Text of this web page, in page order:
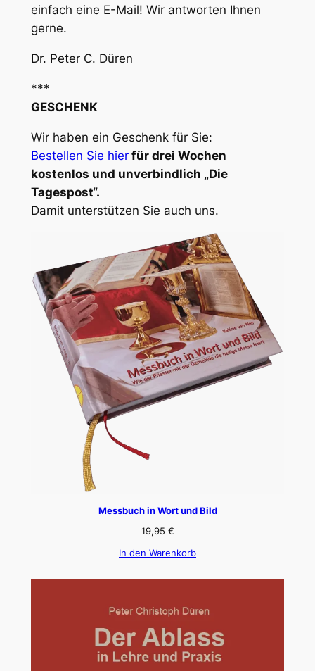
einfach eine E-Mail! Wir antworten Ihnen
gerne.
Dr. Peter C. Düren
***
GESCHENK
Wir haben ein Geschenk für Sie:
Bestellen Sie hier für drei Wochen
kostenlos und unverbindlich „Die
Tagespost“.
Damit unterstützen Sie auch uns.
Messbuch in Wort und Bild
19,95 €
In den Warenkorb